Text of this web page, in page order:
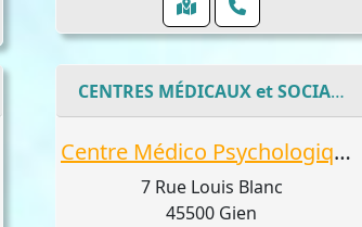
CENTRES MÉDICAUX et SOCIAUX
Centre Médico Psychologique Enfants
7 Rue Louis Blanc
45500 Gien